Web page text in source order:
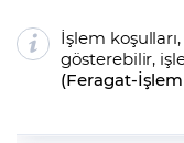
İşlem
gösterebilir,
(Feragat-